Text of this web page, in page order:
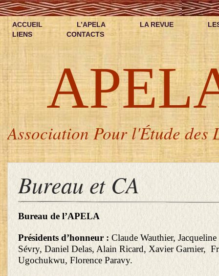
ACCUEIL L’APELA LA REVUE
LIENS
CONTACTS
Association Pour l'Étude des
Bureau et CA
Bureau de l’APELA
Présidents d’honneur : Claude Wauthier,
Sévry, Daniel Delas, Alain Ricard, Xavier Garnier,
Ugochukwu, Florence Paravy.